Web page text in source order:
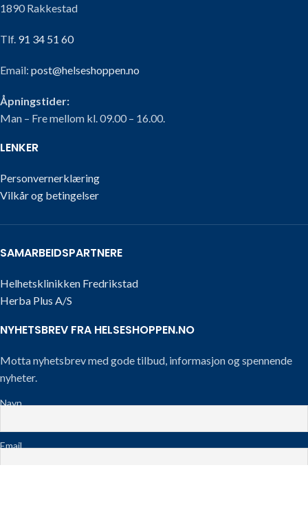
1890 Rakkestad
Tlf. 91 34 51 60
Email: post@helseshoppen.no
Åpningstider:
Man – Fre mellom kl. 09.00 – 16.00.
LENKER
Personvernerklæring
Vilkår og betingelser
SAMARBEIDSPARTNERE
Helhetsklinikken Fredrikstad
Herba Plus A/S
NYHETSBREV FRA HELSESHOPPEN.NO
Motta nyhetsbrev med gode tilbud, informasjon og spennende
nyheter.
Navn
Email